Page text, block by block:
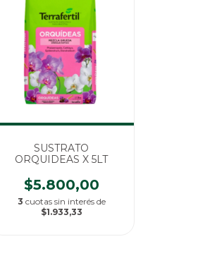
SUSTRATO
ORQUIDEAS X 5LT
$5.800,00
3 cuotas sin interés de
$1.933,33